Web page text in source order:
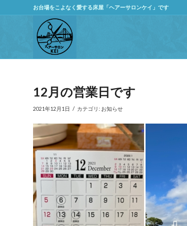
お台場をこよなく愛する床屋「ヘアーサロンケイ」です
12月の営業日です
2021年12月1日 / カテゴリ: お知らせ